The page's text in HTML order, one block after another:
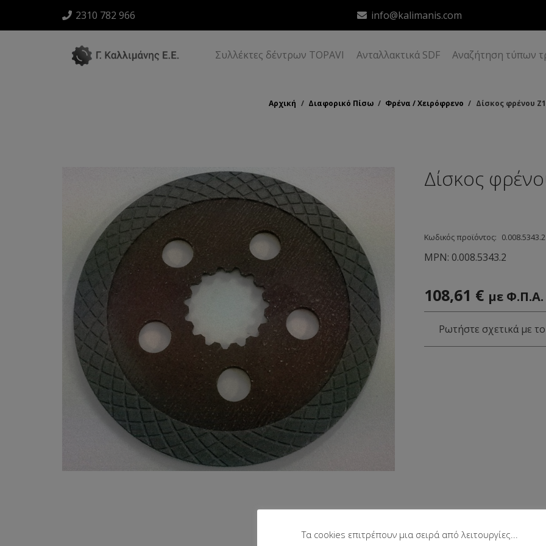
2310 782 966 info@kalimanis.com
Συλλέκτες δέντρων TOPAVI Ανταλλακτικά SDF Αναζήτηση τύπων
Αρχική / Διαφορικό Πίσω / Φρένα / Χειρόφρενο / Δίσκος φρένου
Δίσκος
Κωδικός προϊόντος: 0.008.5343.2
MPN: 0.008.5343.2
108,61 € με Φ.Π.Α.
Ρωτήστε σχετικά με
Τα cookies επιτρέπουν μια σειρά από λειτουργίες...